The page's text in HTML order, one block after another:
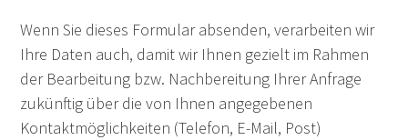
Wenn Sie dieses Formular absenden, verarbeiten wir
Ihre Daten auch, damit wir Ihnen gezielt im Rahmen
der Bearbeitung bzw. Nachbereitung Ihrer Anfrage
zukünftig über die von Ihnen angegebenen
Kontaktmöglichkeiten (Telefon, E-Mail, Post)